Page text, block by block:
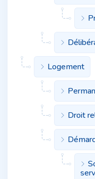
Logement
Droit